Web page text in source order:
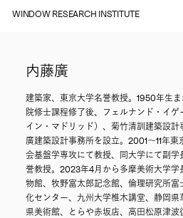
WINDOW RESEARCH INSTITUTE
内藤廣
建築家、東京大学名誉教授。1950年生
院修士課程修了後、フェルナンド・イ
イン・マドリッド）、菊竹清訓建築設計
廣建築設計事務所を設立。2001〜11年
会基盤学専攻にて教授、同大学にて副学
誉教授。2023年4月から多摩美術大学学
物館、牧野富太郎記念館、倫理研究所
化センター、九州大学椎木講堂、静岡
県美術館、とらや赤坂店、高田松原津